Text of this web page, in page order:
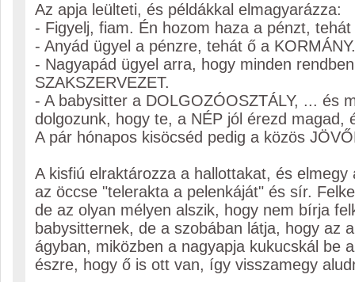
Az apja leülteti, és példákkal elmagyarázza:
- Figyelj, fiam. Én hozom haza a pénzt,
- Anyád ügyel a pénzre, tehát ő a KORMÁNY.
- Nagyapád ügyel arra, hogy minden
SZAKSZERVEZET.
- A babysitter a DOLGOZÓOSZTÁLY, ... és
dolgozunk, hogy te, a NÉP jól érezd magad,
A pár hónapos kisöcséd pedig a közös
A kisfiú elraktározza a hallottakat, és
az öccse "telerakta a pelenkáját" és sír.
de az olyan mélyen alszik, hogy nem bírja
babysitternek, de a szobában látja, hogy az
ágyban, miközben a nagyapja kukucskál be
észre, hogy ő is ott van, így visszamegy